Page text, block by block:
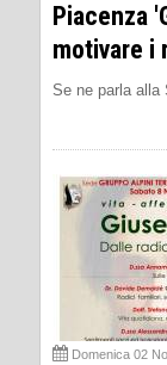
Piacenza
motivare i
Se ne parla alla
Domenica 02